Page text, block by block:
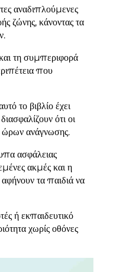
αναδιπλούμενες
ζώνης, κάνοντας τα
τη συμπεριφορά
που
το βιβλίο έχει
ότι οι
ώρων ανάγνωσης.
ασφάλειας
ακμές και η
τα παιδιά να
ή εκπαιδευτικό
χωρίς οθόνες